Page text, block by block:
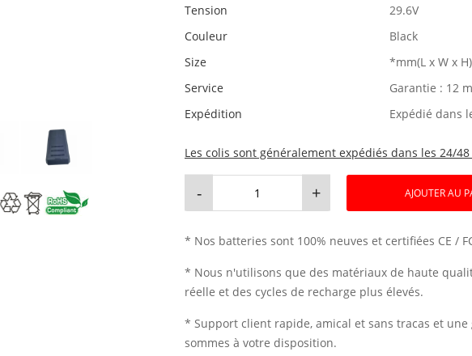
Tension
29.6V
Couleur
Black
Size
*mm(L x W x H)
Service
Garantie : 12
Expédition
Expédié dans
Les colis sont généralement expédiés dans les 24/
- + AJOUTER AU
* Nos batteries sont 100% neuves et certifiées CE /
* Nous n'utilisons que des matériaux de haute
réelle et des cycles de recharge plus élevés.
* Support client rapide, amical et sans tracas et
sommes à votre disposition.